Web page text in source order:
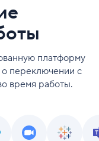
платформу
о переключении с
время работы.